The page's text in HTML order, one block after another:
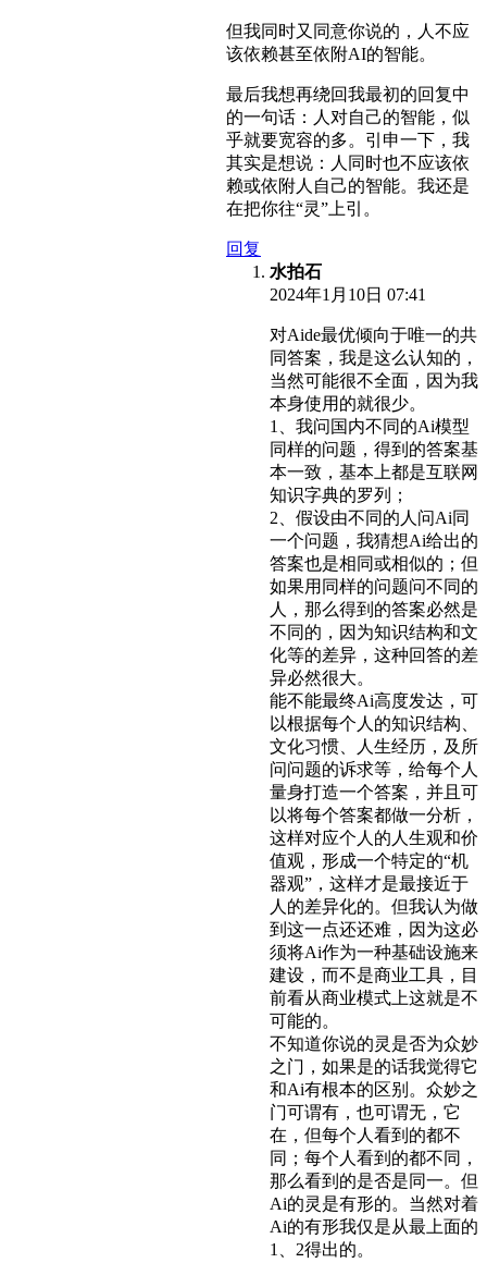
但我同时又同意你说的，人不应
该依赖甚至依附AI的智能。
最后我想再绕回我最初的回复中
的一句话：人对自己的智能，似
乎就要宽容的多。引申一下，我
其实是想说：人同时也不应该依
赖或依附人自己的智能。我还是
在把你往“灵”上引。
回复
水拍石
2024年1月10日 07:41
对Aide最优倾向于唯一的共
同答案，我是这么认知的，
当然可能很不全面，因为我
本身使用的就很少。
1、我问国内不同的Ai模型
同样的问题，得到的答案基
本一致，基本上都是互联网
知识字典的罗列；
2、假设由不同的人问Ai同
一个问题，我猜想Ai给出的
答案也是相同或相似的；但
如果用同样的问题问不同的
人，那么得到的答案必然是
不同的，因为知识结构和文
化等的差异，这种回答的差
异必然很大。
能不能最终Ai高度发达，可
以根据每个人的知识结构、
文化习惯、人生经历，及所
问问题的诉求等，给每个人
量身打造一个答案，并且可
以将每个答案都做一分析，
这样对应个人的人生观和价
值观，形成一个特定的“机
器观”，这样才是最接近于
人的差异化的。但我认为做
到这一点还还难，因为这必
须将Ai作为一种基础设施来
建设，而不是商业工具，目
前看从商业模式上这就是不
可能的。
不知道你说的灵是否为众妙
之门，如果是的话我觉得它
和Ai有根本的区别。众妙之
门可谓有，也可谓无，它
在，但每个人看到的都不
同；每个人看到的都不同，
那么看到的是否是同一。但
Ai的灵是有形的。当然对着
Ai的有形我仅是从最上面的
1、2得出的。